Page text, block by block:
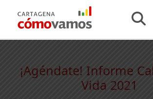
¡Agéndate! Informe
Vida 2021